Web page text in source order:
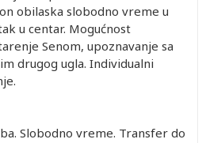
obilaska slobodno vreme u
u centar. Mogućnost
Senom, upoznavanje sa
drugog ugla. Individualni
Slobodno vreme. Transfer do